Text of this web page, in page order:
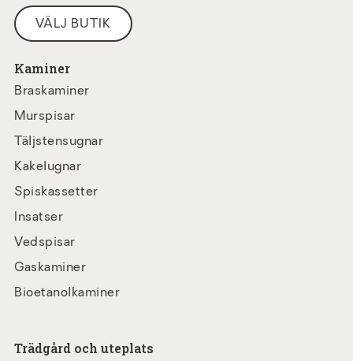
VÄLJ BUTIK
Kaminer
Braskaminer
Murspisar
Täljstensugnar
Kakelugnar
Spiskassetter
Insatser
Vedspisar
Gaskaminer
Bioetanolkaminer
Trädgård och uteplats